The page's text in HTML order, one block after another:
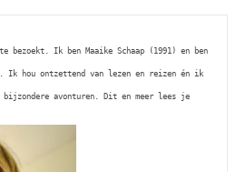
Ik ben Maaike Schaap (1991) en ben
hou ontzettend van lezen en reizen én ik
bijzondere avonturen. Dit en meer lees je